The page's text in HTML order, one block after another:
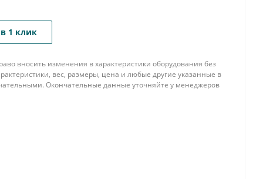
1 клик
вносить изменения в характеристики оборудования без
вес, размеры, цена и любые другие указанные в
Окончательные данные уточняйте у менеджеров